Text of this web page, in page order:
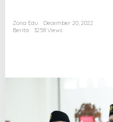
Zona Edu
December 20, 2022
Berita
3258 Views